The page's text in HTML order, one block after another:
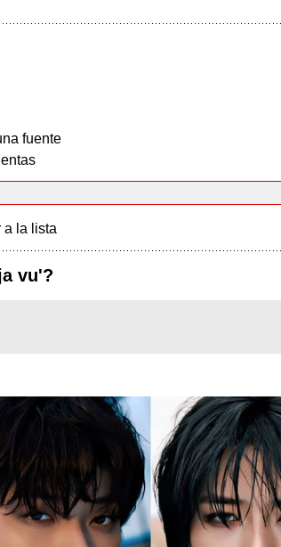
fuente
a la lista
vu'?